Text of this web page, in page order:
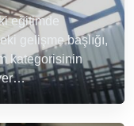
eğitimde
gelişme başlığı,
kategorisinin